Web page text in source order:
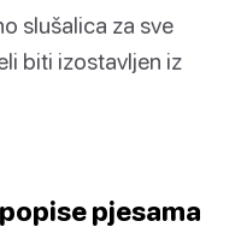
slušalica za sve
biti izostavljen iz
pjesama